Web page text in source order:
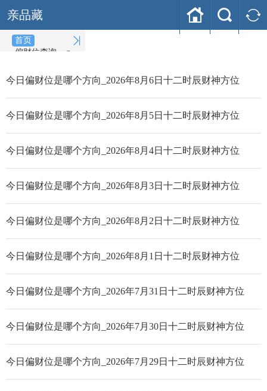
亲品藏   
首页
偏财位查询
(2026-08-07)

今日偏财位是哪个方向_2026年8月6日十二时辰财神方位
今日偏财位是哪个方向_2026年8月5日十二时辰财神方位
今日偏财位是哪个方向_2026年8月4日十二时辰财神方位
今日偏财位是哪个方向_2026年8月3日十二时辰财神方位
今日偏财位是哪个方向_2026年8月2日十二时辰财神方位
今日偏财位是哪个方向_2026年8月1日十二时辰财神方位
今日偏财位是哪个方向_2026年7月31日十二时辰财神方位
今日偏财位是哪个方向_2026年7月30日十二时辰财神方位
今日偏财位是哪个方向_2026年7月29日十二时辰财神方位